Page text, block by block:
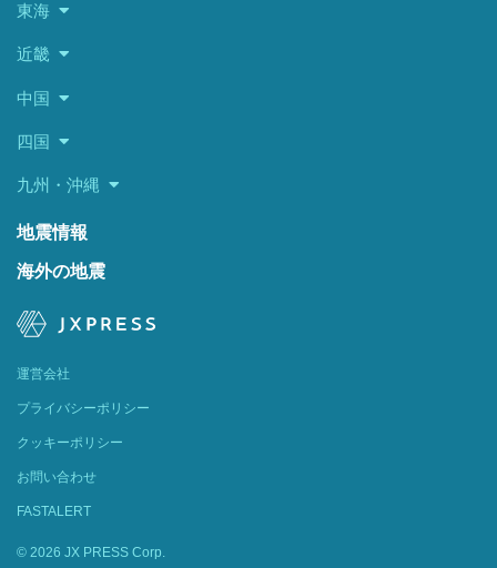
東海
近畿
中国
四国
九州・沖縄
地震情報
海外の地震
運営会社
プライバシーポリシー
クッキーポリシー
お問い合わせ
FASTALERT
© 2026 JX PRESS Corp.